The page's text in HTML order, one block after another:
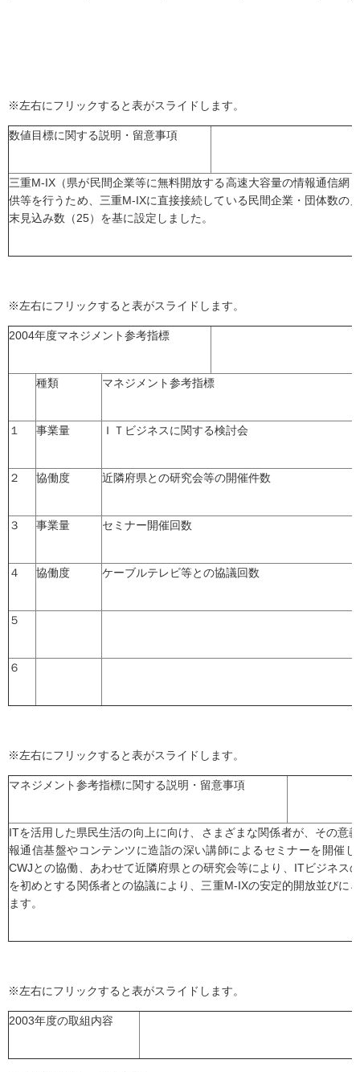
※左右にフリックすると表がスライドします。
数値目標に関する説明・留意事項
三重M-IX（県が民間企業等に無料開放する高速大容量の情報通信網
供等を行うため、三重M-IXに直接接続している民間企業・団体数の
末見込み数（25）を基に設定しました。
※左右にフリックすると表がスライドします。
2004年度マネジメント参考指標
種類 マネジメント参考指標
１ 事業量 ＩＴビジネスに関する検討会
２ 協働度 近隣府県との研究会等の開催件数
３ 事業量 セミナー開催回数
４ 協働度 ケーブルテレビ等との協議回数
５
６
※左右にフリックすると表がスライドします。
マネジメント参考指標に関する説明・留意事項
ITを活用した県民生活の向上に向け、さまざまな関係者が、その意
報通信基盤やコンテンツに造詣の深い講師によるセミナーを開催
CWJとの協働、あわせて近隣府県との研究会等により、ITビジネス
を初めとする関係者との協議により、三重M-IXの安定的開放並びに
ます。
※左右にフリックすると表がスライドします。
2003年度の取組内容